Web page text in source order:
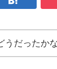
うだったか